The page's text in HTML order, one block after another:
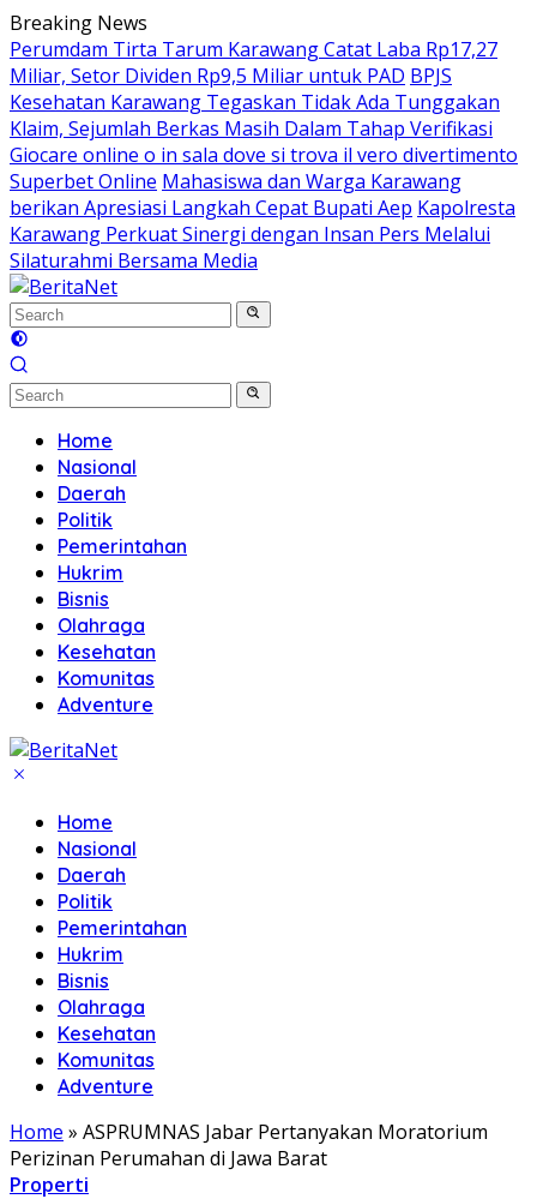
Skip
to
content
Breaking News
Perumdam Tirta Tarum Karawang Catat Laba Rp17,27
Miliar, Setor Dividen Rp9,5 Miliar untuk PAD BPJS
Kesehatan Karawang Tegaskan Tidak Ada Tunggakan
Klaim, Sejumlah Berkas Masih Dalam Tahap Verifikasi
Giocare online o in sala dove si trova il vero divertimento
Superbet Online Mahasiswa dan Warga Karawang
berikan Apresiasi Langkah Cepat Bupati Aep Kapolresta
Karawang Perkuat Sinergi dengan Insan Pers Melalui
Silaturahmi Bersama Media
Home
Nasional
Daerah
Politik
Pemerintahan
Hukrim
Bisnis
Olahraga
Kesehatan
Komunitas
Adventure
Home
Nasional
Daerah
Politik
Pemerintahan
Hukrim
Bisnis
Olahraga
Kesehatan
Komunitas
Adventure
Home » ASPRUMNAS Jabar Pertanyakan Moratorium
Perizinan Perumahan di Jawa Barat
Properti